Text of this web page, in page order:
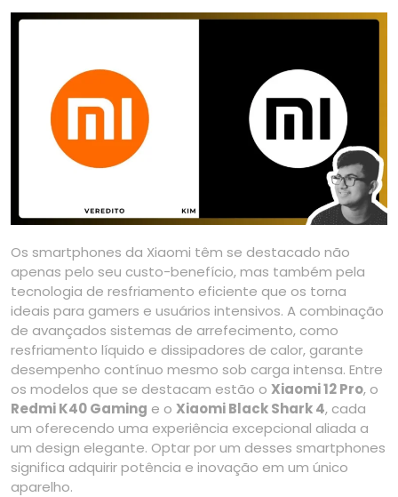
Os smartphones da Xiaomi têm se destacado não
apenas pelo seu custo-benefício, mas também pela
tecnologia de resfriamento eficiente que os torna
ideais para gamers e usuários intensivos. A combinação
de avançados sistemas de arrefecimento, como
resfriamento líquido e dissipadores de calor, garante
desempenho contínuo mesmo sob carga intensa. Entre
os modelos que se destacam estão o Xiaomi 12 Pro, o
Redmi K40 Gaming e o Xiaomi Black Shark 4, cada
um oferecendo uma experiência excepcional aliada a
um design elegante. Optar por um desses smartphones
significa adquirir potência e inovação em um único
aparelho.